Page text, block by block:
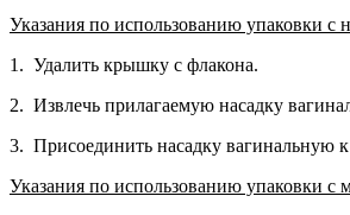
Указания по использованию упаковки с
1. Удалить крышку с флакона.
2. Извлечь прилагаемую насадку
3. Присоединить насадку вагинальную
Указания по использованию упаковки с